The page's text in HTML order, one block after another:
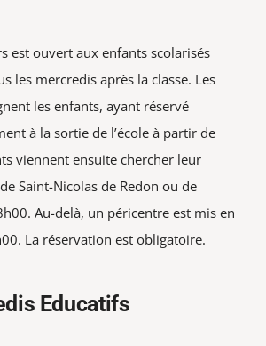
est ouvert aux enfants scolarisés
les mercredis après la classe. Les
les enfants, ayant réservé
à la sortie de l’école à partir de
viennent ensuite chercher leur
Saint-Nicolas de Redon ou de
Au-delà, un péricentre est mis en
La réservation est obligatoire.
Educatifs